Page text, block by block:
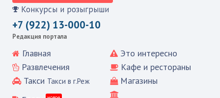
Конкурсы и розыгрыши
+7 (922) 13-000-10
Редакция портала
Главная
Это интересно
Развлечения
Кафе и рестораны
Такси Такси в г.Реж
Магазины